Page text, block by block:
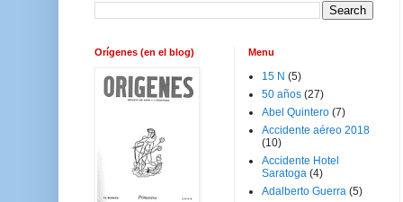
Orígenes (en el blog) Menu
15 N (5)
50 años (27)
Abel Quintero (7)
Accidente aéreo 2018
(10)
Accidente Hotel
Saratoga (4)
Adalberto Guerra (5)